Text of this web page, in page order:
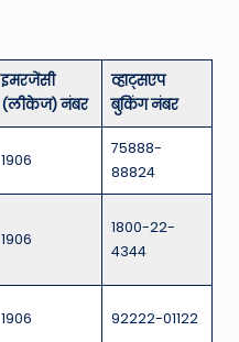
इमरजेंसी
(लीकेज) नंबर
व्हाट्सएप
बुकिंग नंबर
1906
75888-
88824
1906
1800-22-
4344
1906 92222-01122